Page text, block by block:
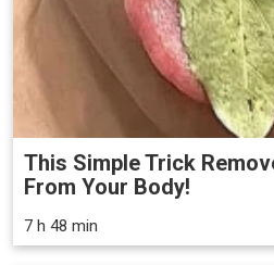
This Simple Trick
From Your Body!
7 h 48 min